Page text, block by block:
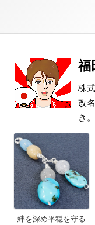
福
株
改
き
絆を深め平穏を守る